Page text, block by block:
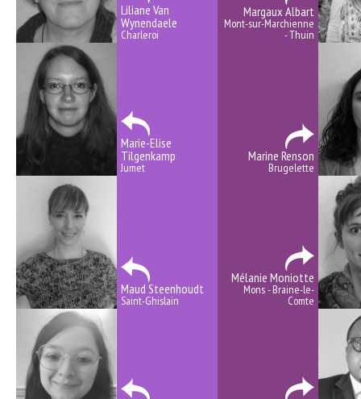
Liliane Van
Wynendaele
Charleroi
Margaux Albart
Mont-sur-Marchienne
- Thuin
Marie-Elise
Tilgenkamp
Jumet
Marine Renson
Brugelette
Maud Steenhoudt
Saint-Ghislain
Mélanie Moniotte
Mons - Braine-le-
Comte